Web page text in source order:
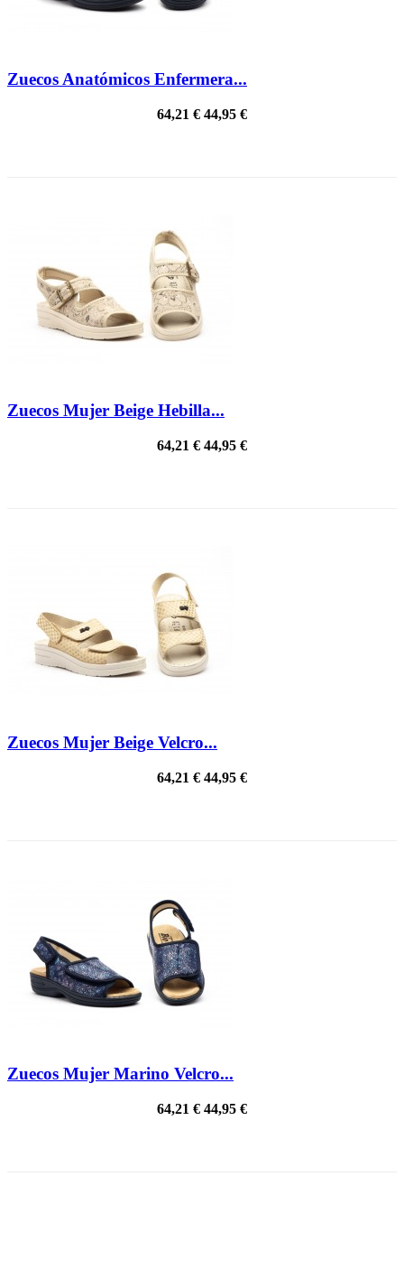
Zuecos Anatómicos Enfermera...
64,21 € 44,95 €
Zuecos Mujer Beige Hebilla...
64,21 € 44,95 €
Zuecos Mujer Beige Velcro...
64,21 € 44,95 €
Zuecos Mujer Marino Velcro...
64,21 € 44,95 €